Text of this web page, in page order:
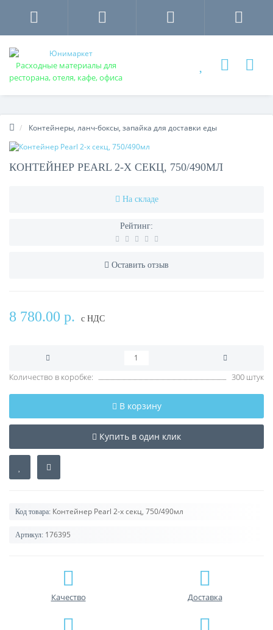
Расходные материалы для
ресторана, отеля, кафе, офиса
Контейнеры, ланч-боксы, запайка для доставки еды
КОНТЕЙНЕР PEARL 2-Х СЕКЦ, 750/490МЛ
На складе
Рейтинг:
Оставить отзыв
8 780.00 р. с НДС
Количество в коробке: 300 штук
В корзину
Купить в один клик
Код товара: Контейнер Pearl 2-х секц, 750/490мл
Артикул: 176395
Качество Доставка